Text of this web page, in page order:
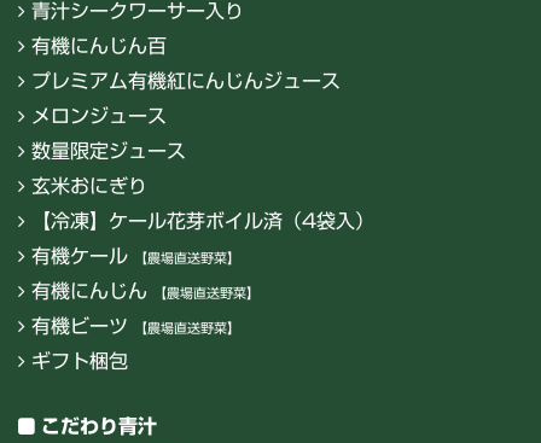
青汁シークワーサー入り
有機にんじん百
プレミアム有機紅にんじんジュース
メロンジュース
数量限定ジュース
玄米おにぎり
【冷凍】ケール花芽ボイル済（4袋入）
有機ケール
【農場直送野菜】
有機にんじん 【農場直送野菜】
有機ビーツ 【農場直送野菜】
ギフト梱包
こだわり青汁